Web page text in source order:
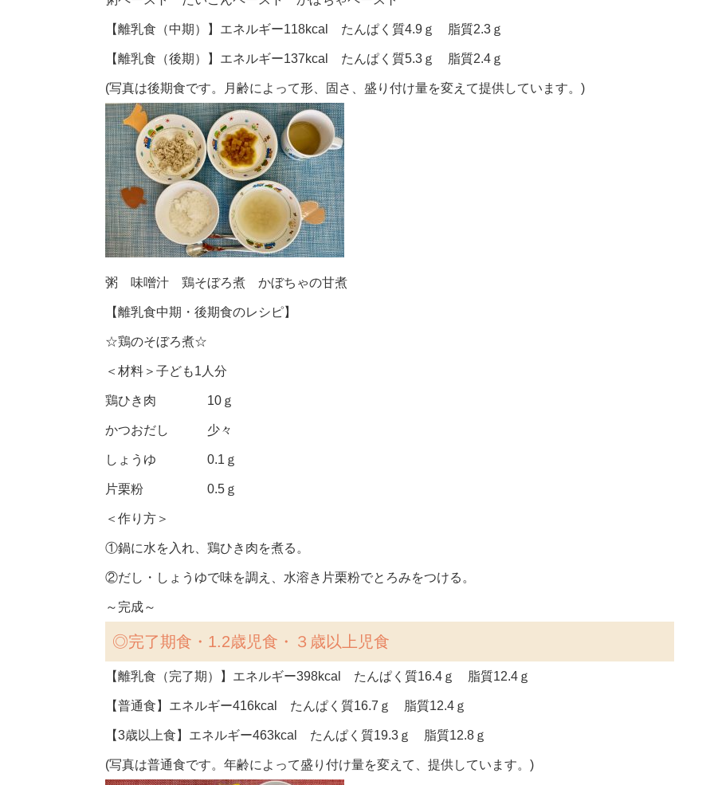
【離乳食（中期）】エネルギー118kcal たんぱく質4.9ｇ 脂質2.3ｇ
【離乳食（後期）】エネルギー137kcal たんぱく質5.3ｇ 脂質2.4ｇ
(写真は後期食です。月齢によって形、固さ、盛り付け量を変えて提供しています。)
粥 味噌汁 鶏そぼろ煮 かぼちゃの甘煮
【離乳食中期・後期食のレシピ】
☆鶏のそぼろ煮☆
＜材料＞子ども1人分
鶏ひき肉 10ｇ
かつおだし 少々
しょうゆ 0.1ｇ
片栗粉 0.5ｇ
＜作り方＞
①鍋に水を入れ、鶏ひき肉を煮る。
②だし・しょうゆで味を調え、水溶き片栗粉でとろみをつける。
～完成～
◎完了期食・1.2歳児食・３歳以上児食
【離乳食（完了期）】エネルギー398kcal たんぱく質16.4ｇ 脂質12.4ｇ
【普通食】エネルギー416kcal たんぱく質16.7ｇ 脂質12.4ｇ
【3歳以上食】エネルギー463kcal たんぱく質19.3ｇ 脂質12.8ｇ
(写真は普通食です。年齢によって盛り付け量を変えて、提供しています。)